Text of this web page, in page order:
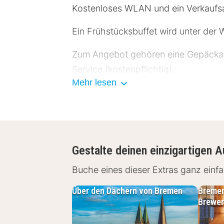
Kostenloses WLAN und ein
Ein Frühstücksbuffet wird unter der
Zum Angebot gehören eine
Service (kostenpflichtig).
Entfernungen werden bis auf 0,1
Harbour Museum Speicher XI – 1,5
km Mühle am Wall – 2 km Casino
- Museum for modern Art – 2,3 km
bevorzugte Flughafen für B&B
Mehr lesen
Gestalte deinen einzigartigen
Buche eines dieser Extras ganz
Über den Dächern von Bremen